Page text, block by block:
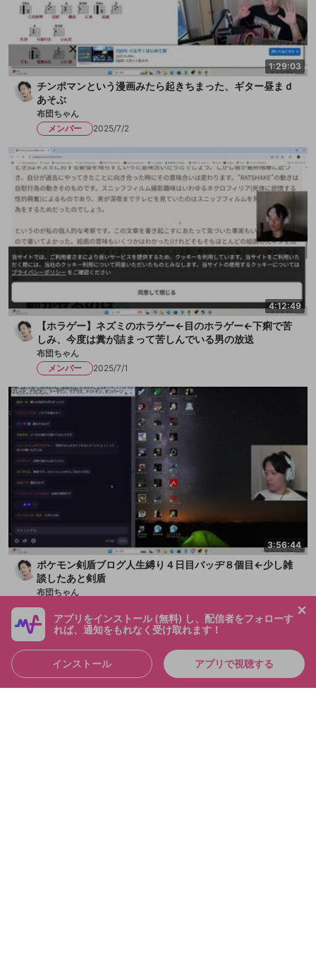
1:29:03
チンポマンという漫画みたら起きちまった、ギター昼まｄ
あそぶ
布団ちゃん
メンバー
2025/7/2
4:12:49
【ホラゲー】ネズミのホラゲー←目のホラゲー←下痢で苦
しみ、今度は糞が詰まって苦しんでいる男の放送
布団ちゃん
メンバー
2025/7/1
3:56:44
ポケモン剣盾ブログ人生縛り４日目バッヂ８個目←少し雑
談したあと剣盾
布団ちゃん
アプリをインストール (無料) し、配信者をフォローす
れば、通知をもれなく受け取れます！
インストール アプリで視聴する